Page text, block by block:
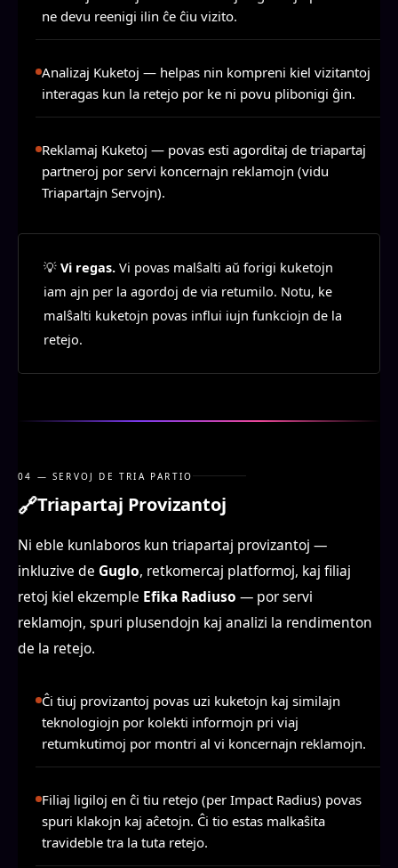
ne devu reenigi ilin ĉe ĉiu vizito.
Analizaj Kuketoj — helpas nin kompreni kiel vizitantoj
interagas kun la retejo por ke ni povu plibonigi ĝin.
Reklamaj Kuketoj — povas esti agorditaj de triapartaj
partneroj por servi koncernajn reklamojn (vidu
Triapartajn Servojn).
💡 Vi regas. Vi povas malŝalti aŭ forigi kuketojn
iam ajn per la agordoj de via retumilo. Notu, ke
malŝalti kuketojn povas influi iujn funkciojn de la
retejo.
04 — SERVOJ DE TRIA PARTIO
🔗Triapartaj Provizantoj
Ni eble kunlaboros kun triapartaj provizantoj —
inkluzive de Guglo, retkomercaj platformoj, kaj filiaj
retoj kiel ekzemple Efika Radiuso — por servi
reklamojn, spuri plusendojn kaj analizi la rendimenton
de la retejo.
Ĉi tiuj provizantoj povas uzi kuketojn kaj similajn
teknologiojn por kolekti informojn pri viaj
retumkutimoj por montri al vi koncernajn reklamojn.
Filiaj ligiloj en ĉi tiu retejo (per Impact Radius) povas
spuri klakojn kaj aĉetojn. Ĉi tio estas malkaŝita
travideble tra la tuta retejo.